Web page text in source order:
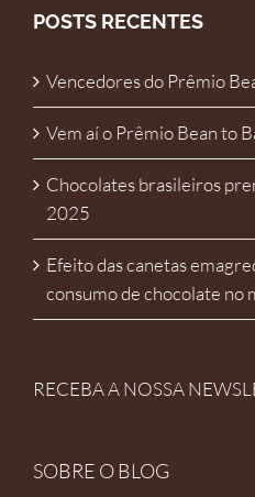
POSTS RECENTES
Vencedores do Prêmio
Vem aí o Prêmio Bean to
Chocolates brasileiros
2025
Efeito das canetas
consumo de chocolate no
RECEBA A NOSSA
SOBRE O BLOG